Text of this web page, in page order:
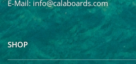
E-Mail: info@calaboards.com
SHOP